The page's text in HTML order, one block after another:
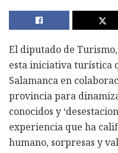
El diputado de
esta iniciativa turística
Salamanca en
provincia para
conocidos y
experiencia que ha
humano, sorpresas y